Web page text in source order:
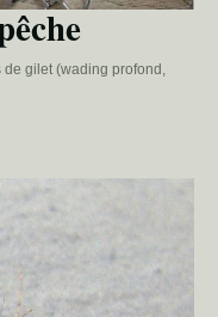
de gilet (wading profond,